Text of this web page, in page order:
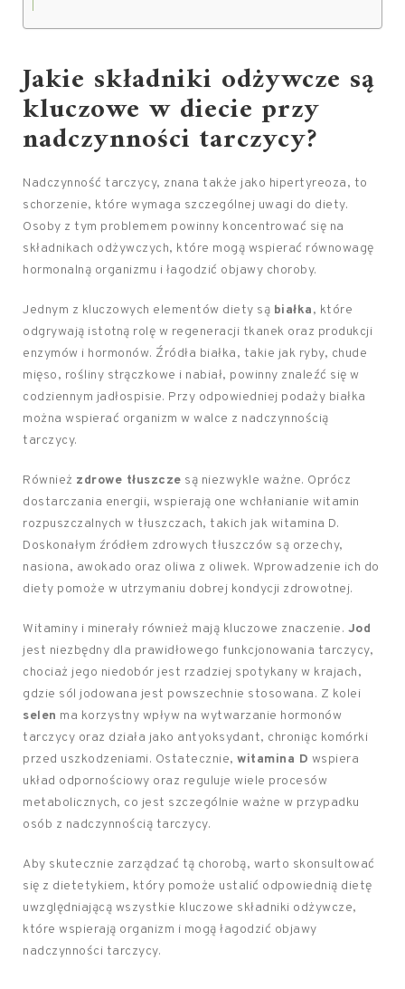
Jakie składniki odżywcze są
kluczowe w diecie przy
nadczynności tarczycy?
Nadczynność tarczycy, znana także jako hipertyreoza, to
schorzenie, które wymaga szczególnej uwagi do diety.
Osoby z tym problemem powinny koncentrować się na
składnikach odżywczych, które mogą wspierać równowagę
hormonalną organizmu i łagodzić objawy choroby.
Jednym z kluczowych elementów diety są białka, które
odgrywają istotną rolę w regeneracji tkanek oraz produkcji
enzymów i hormonów. Źródła białka, takie jak ryby, chude
mięso, rośliny strączkowe i nabiał, powinny znaleźć się w
codziennym jadłospisie. Przy odpowiedniej podaży białka
można wspierać organizm w walce z nadczynnością
tarczycy.
Również zdrowe tłuszcze są niezwykle ważne. Oprócz
dostarczania energii, wspierają one wchłanianie witamin
rozpuszczalnych w tłuszczach, takich jak witamina D.
Doskonałym źródłem zdrowych tłuszczów są orzechy,
nasiona, awokado oraz oliwa z oliwek. Wprowadzenie ich do
diety pomoże w utrzymaniu dobrej kondycji zdrowotnej.
Witaminy i minerały również mają kluczowe znaczenie. Jod
jest niezbędny dla prawidłowego funkcjonowania tarczycy,
chociaż jego niedobór jest rzadziej spotykany w krajach,
gdzie sól jodowana jest powszechnie stosowana. Z kolei
selen ma korzystny wpływ na wytwarzanie hormonów
tarczycy oraz działa jako antyoksydant, chroniąc komórki
przed uszkodzeniami. Ostatecznie, witamina D wspiera
układ odpornościowy oraz reguluje wiele procesów
metabolicznych, co jest szczególnie ważne w przypadku
osób z nadczynnością tarczycy.
Aby skutecznie zarządzać tą chorobą, warto skonsultować
się z dietetykiem, który pomoże ustalić odpowiednią dietę
uwzględniającą wszystkie kluczowe składniki odżywcze,
które wspierają organizm i mogą łagodzić objawy
nadczynności tarczycy.